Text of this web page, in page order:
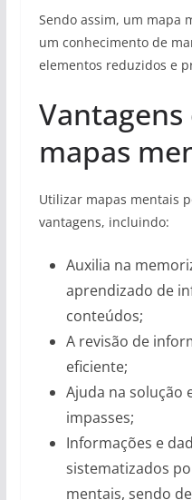
Sendo assim, um mapa
um conhecimento de
elementos reduzidos e
mapas
Utilizar mapas mentais
vantagens, incluindo:
Auxilia na
aprendizado de
conteúdos;
A revisão de
eficiente;
Ajuda na solução
impasses;
Informações e
sistematizados
mentais, sendo